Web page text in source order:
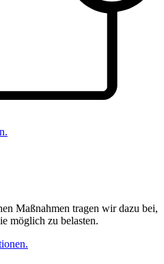
Maßnahmen tragen wir dazu bei,
möglich zu belasten.